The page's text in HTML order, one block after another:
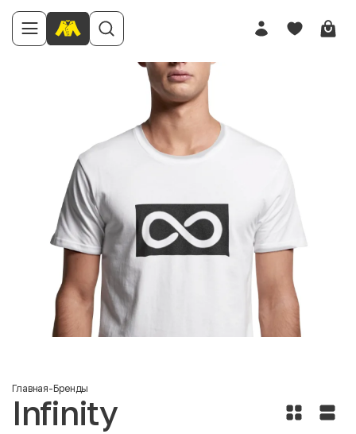
Главная-Бренды
Infinity